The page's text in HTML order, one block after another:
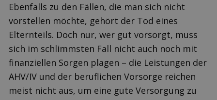
Ebenfalls zu den Fällen, die man sich nicht
vorstellen möchte, gehört der Tod eines
Elternteils. Doch nur, wer gut vorsorgt, muss
sich im schlimmsten Fall nicht auch noch mit
finanziellen Sorgen plagen – die Leistungen der
AHV/IV und der beruflichen Vorsorge reichen
meist nicht aus, um eine gute Versorgung zu